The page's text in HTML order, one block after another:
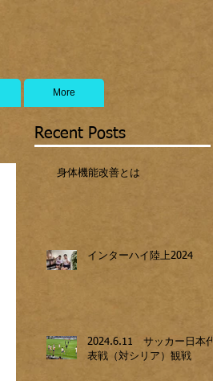
Recent Posts
身体機能改善とは
インターハイ陸上2024
2024.6.11 サッカー日本代
表戦（対シリア）観戦
More